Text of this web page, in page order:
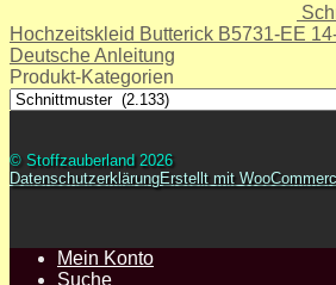
Hochzeitskleid Butterick B5731-EE
Deutsche Anleitung
Produkt-Kategorien
© Stoffzauberland 2026
DatenschutzerklärungErstellt mit
Mein Konto
Suche